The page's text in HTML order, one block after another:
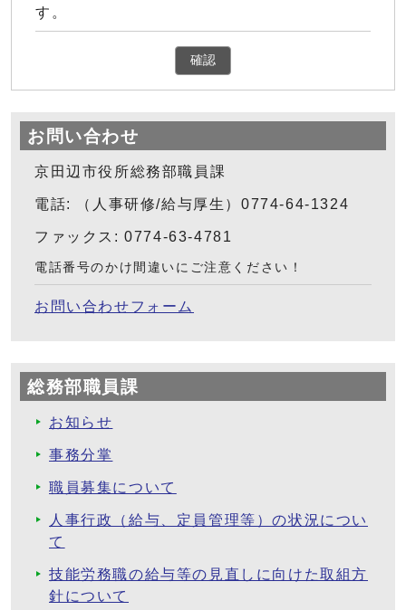
す。
確認
お問い合わせ
京田辺市役所総務部職員課
電話: （人事研修/給与厚生）0774-64-1324
ファックス: 0774-63-4781
電話番号のかけ間違いにご注意ください！
お問い合わせフォーム
総務部職員課
お知らせ
事務分掌
職員募集について
人事行政（給与、定員管理等）の状況につい
て
技能労務職の給与等の見直しに向けた取組方
針について